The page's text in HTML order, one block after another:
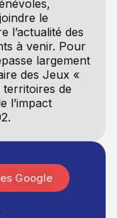
le
l’actualité des
à venir. Pour
largement
des Jeux «
de
l’impact
Google